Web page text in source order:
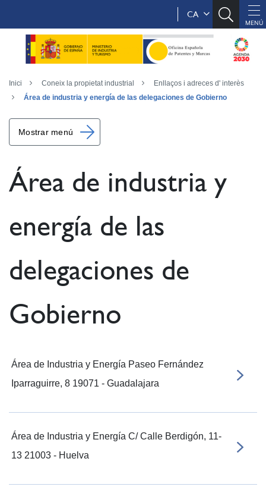
CA
Inici Coneix la propietat industrial
Enllaços i adreces d' interès
Área de industria y energía de las delegaciones de Gobierno
Mostrar menú
Área de industria y
energía de las
delegaciones de
Gobierno
Área de Industria y Energía Paseo Fernández
Iparraguirre, 8 19071 - Guadalajara
Área de Industria y Energía C/ Calle Berdigón, 11-
13 21003 - Huelva